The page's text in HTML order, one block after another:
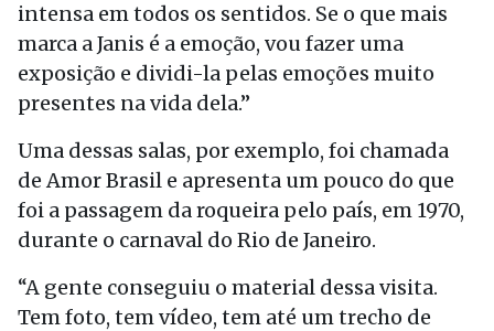
intensa em todos os sentidos. Se o que mais
marca a Janis é a emoção, vou fazer uma
exposição e dividi-la pelas emoções muito
presentes na vida dela.”
Uma dessas salas, por exemplo, foi chamada
de Amor Brasil e apresenta um pouco do que
foi a passagem da roqueira pelo país, em 1970,
durante o carnaval do Rio de Janeiro.
“A gente conseguiu o material dessa visita.
Tem foto, tem vídeo, tem até um trecho de